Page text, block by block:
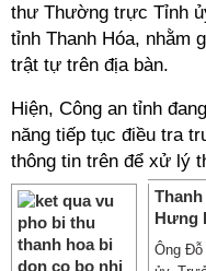
thư Thường trực Tỉnh
tỉnh Thanh Hóa, nhằm
trật tự trên địa bàn.
Hiện, Công an tỉnh
năng tiếp tục điều tra
thông tin trên để xử lý
Hưng
Ông